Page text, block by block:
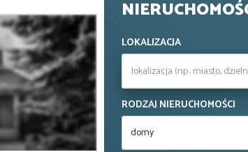
LOKALIZACJA
RODZAJ NIERUCHOMOŚCI
domy